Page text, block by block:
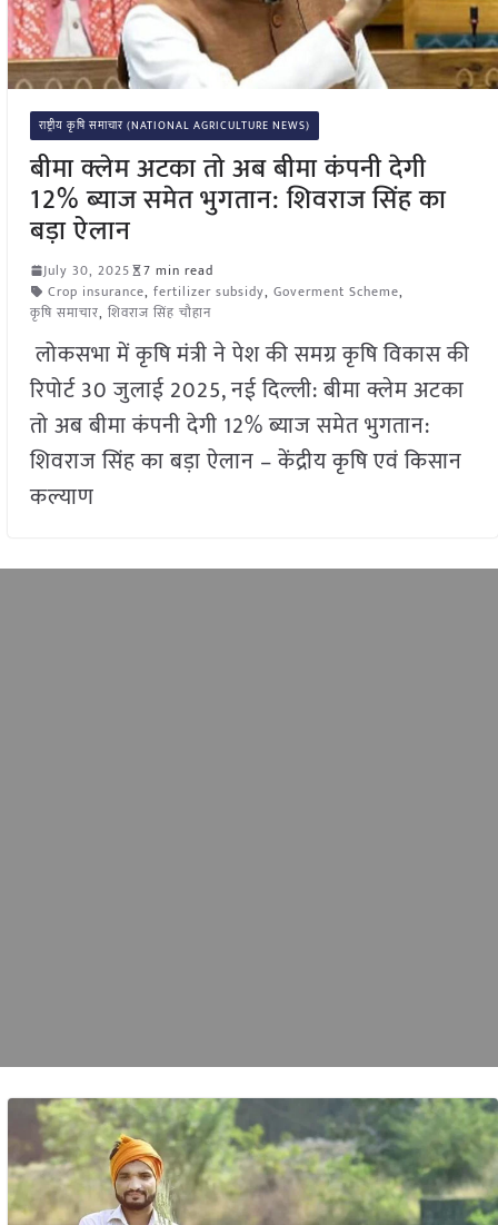
राष्ट्रीय कृषि समाचार (NATIONAL AGRICULTURE NEWS)
बीमा क्लेम अटका तो अब बीमा कंपनी देगी
12% ब्याज समेत भुगतान: शिवराज सिंह का
बड़ा ऐलान
July 30, 2025
7 min read
Crop insurance, fertilizer subsidy, Goverment Scheme,
कृषि समाचार, शिवराज सिंह चौहान
लोकसभा में कृषि मंत्री ने पेश की समग्र कृषि विकास की
रिपोर्ट 30 जुलाई 2025, नई दिल्ली: बीमा क्लेम अटका
तो अब बीमा कंपनी देगी 12% ब्याज समेत भुगतान:
शिवराज सिंह का बड़ा ऐलान – केंद्रीय कृषि एवं किसान
कल्याण